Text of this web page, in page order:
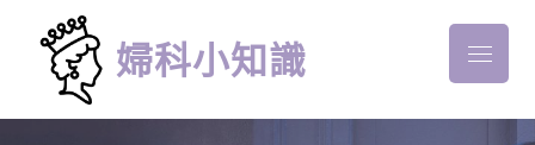
content
婦科小知識 Menu